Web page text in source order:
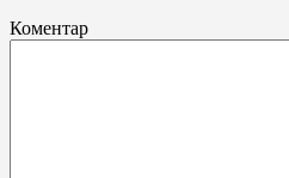
Коментар